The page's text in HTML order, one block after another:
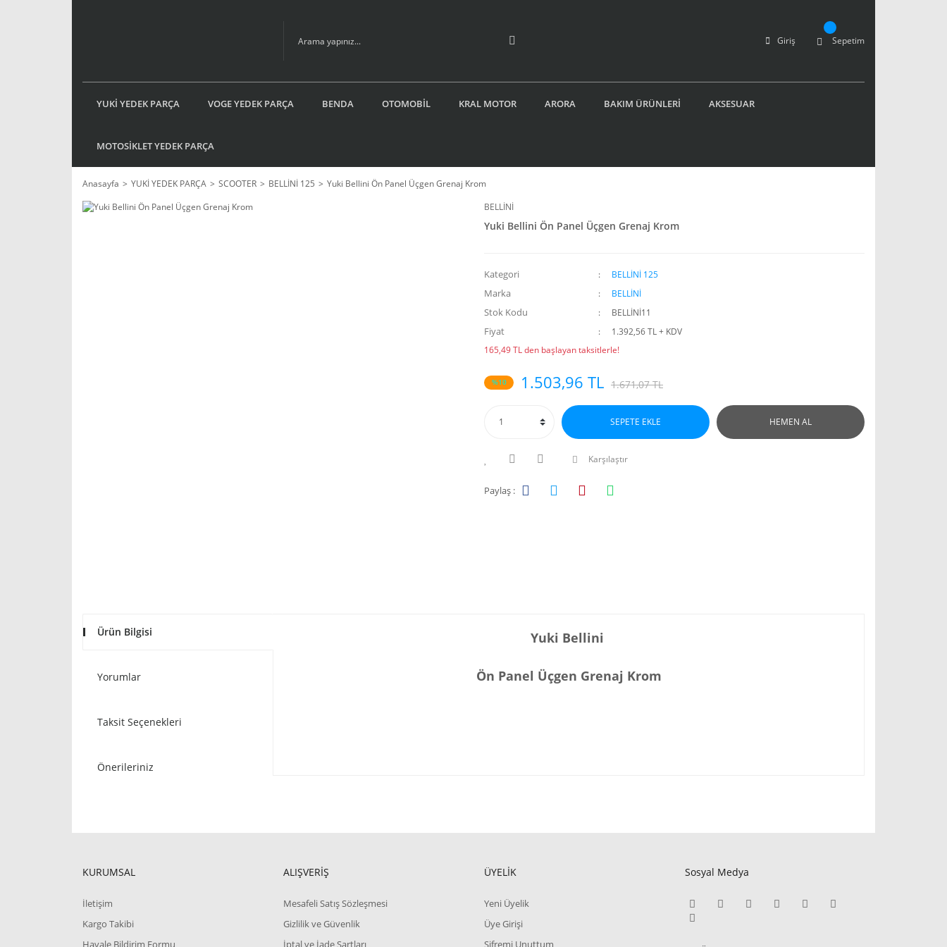
Giriş Sepetim
YUKİ YEDEK PARÇA VOGE YEDEK PARÇA BENDA OTOMOBİL KRAL MOTOR ARORA BAKIM ÜRÜNLERİ AKSESUAR
MOTOSİKLET YEDEK PARÇA
Anasayfa YUKİ YEDEK PARÇA SCOOTER BELLİNİ 125
Yuki Bellini Ön Panel Üçgen Grenaj Krom
BELLİNİ
Yuki Bellini Ön Panel Üçgen Grenaj Krom
Kategori BELLİNİ 125
Marka BELLİNİ
Stok Kodu BELLİNİ11
Fiyat
1.392,56 TL + KDV
165,49 TL den başlayan taksitlerle!
%10 1.503,96 TL 1.671,07 TL
SEPETE EKLE HEMEN AL
Karşılaştır
Paylaş :
Ürün Bilgisi
Yorumlar
Taksit Seçenekleri
Önerileriniz
Yuki Bellini
Ön Panel Üçgen Grenaj Krom
KURUMSAL
İletişim
Kargo Takibi
Havale Bildirim Formu
ALIŞVERİŞ
Mesafeli Satış Sözleşmesi
Gizlilik ve Güvenlik
İptal ve İade Şartları
ÜYELİK
Yeni Üyelik
Üye Girişi
Şifremi Unuttum
Sosyal Medya